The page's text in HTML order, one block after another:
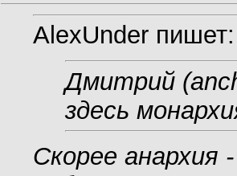
AlexUnder пишет:
Дмитрий
здесь
Скорее анархия